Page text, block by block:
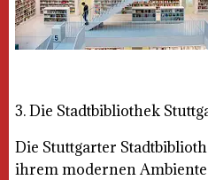
3. Die Stadtbibliothek
Die Stuttgarter
ihrem modernen